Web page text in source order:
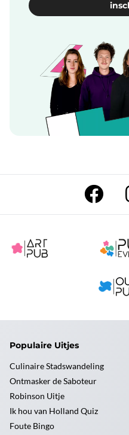
Populaire Uitjes
Culinaire Stadswandeling
Ontmasker de Saboteur
Robinson Uitje
Ik hou van Holland Quiz
Foute Bingo